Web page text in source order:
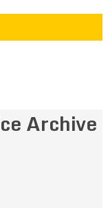
Archive